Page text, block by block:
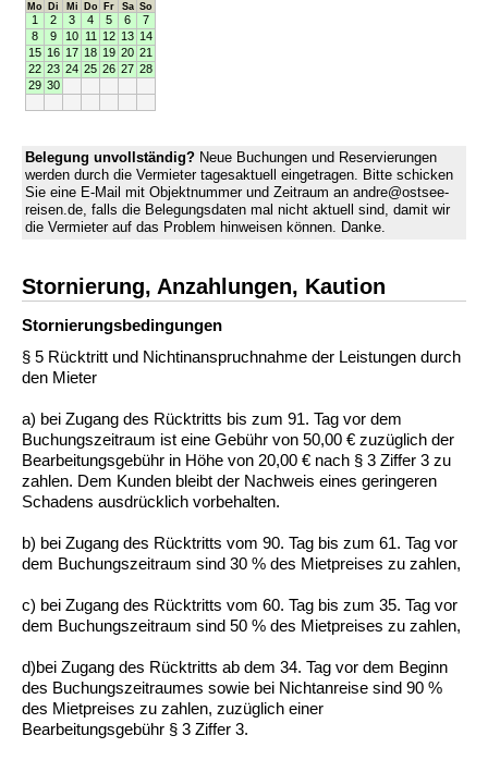
Mo Di Mi Do Fr Sa So
1 2 3 4 5 6
7
8
9 10 11 12 13 14
15 16 17 18 19 20 21
22 23 24 25 26 27 28
29 30
Belegung unvollständig? Neue Buchungen und Reservierungen
werden durch die Vermieter tagesaktuell eingetragen. Bitte schicken
Sie eine E-Mail mit Objektnummer und Zeitraum an andre@ostsee-
reisen.de, falls die Belegungsdaten mal nicht aktuell sind, damit wir
die Vermieter auf das Problem hinweisen können. Danke.
Stornierung, Anzahlungen, Kaution
Stornierungs­bedingungen
§ 5 Rücktritt und Nichtinanspruchnahme der Leistungen durch
den Mieter
a) bei Zugang des Rücktritts bis zum 91. Tag vor dem
Buchungszeitraum ist eine Gebühr von 50,00 € zuzüglich der
Bearbeitungsgebühr in Höhe von 20,00 € nach § 3 Ziffer 3 zu
zahlen. Dem Kunden bleibt der Nachweis eines geringeren
Schadens ausdrücklich vorbehalten.
b) bei Zugang des Rücktritts vom 90. Tag bis zum 61. Tag vor
dem Buchungszeitraum sind 30 % des Mietpreises zu zahlen,
c) bei Zugang des Rücktritts vom 60. Tag bis zum 35. Tag vor
dem Buchungszeitraum sind 50 % des Mietpreises zu zahlen,
d)bei Zugang des Rücktritts ab dem 34. Tag vor dem Beginn
des Buchungszeitraumes sowie bei Nichtanreise sind 90 %
des Mietpreises zu zahlen, zuzüglich einer
Bearbeitungsgebühr § 3 Ziffer 3.